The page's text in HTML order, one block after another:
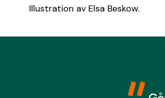
Illustration av Elsa Beskow.